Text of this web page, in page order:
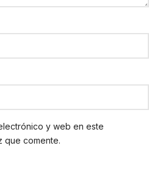
y web en este
que comente.